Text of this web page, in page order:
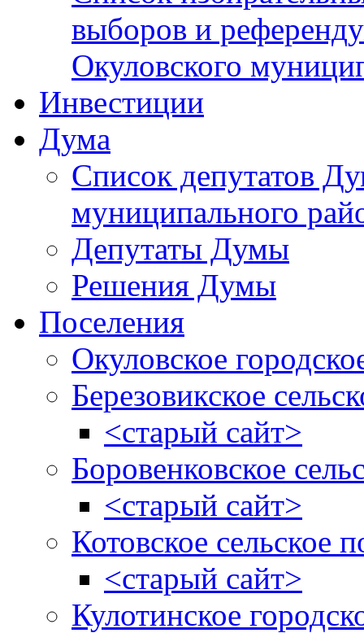
выборов и
Окуловского
Инвестиции
Дума
Список депутатов
муниципального
Депутаты Думы
Решения Думы
Поселения
Окуловское
Березовикское
<старый сайт>
Боровенковское
<старый сайт>
Котовское сельское
<старый сайт>
Кулотинское